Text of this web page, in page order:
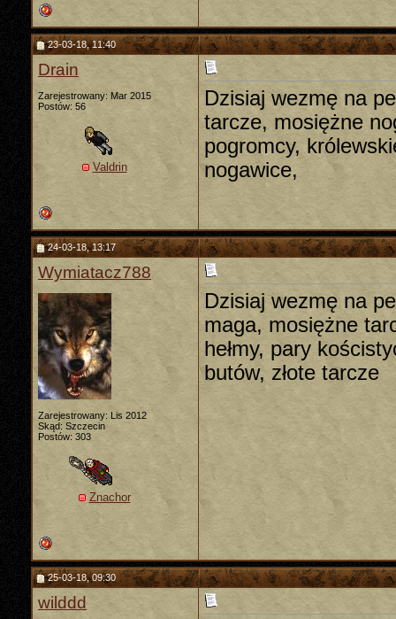
23-03-18, 11:40
Drain
Zarejestrowany: Mar 2015
Postów: 56
Valdrin
Dzisiaj wezmę na
tarcze, mosiężne
pogromcy,
nogawice,
24-03-18, 13:17
Wymiatacz788
Zarejestrowany: Lis 2012
Skąd: Szczecin
Postów: 303
Znachor
Dzisiaj wezmę na
maga, mosiężne
hełmy, pary
butów, złote tarcze
25-03-18, 09:30
wilddd